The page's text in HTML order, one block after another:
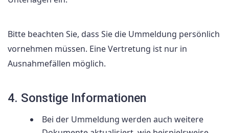
Bitte beachten Sie, dass Sie die Ummeldung persönlich
vornehmen müssen. Eine Vertretung ist nur in
Ausnahmefällen möglich.
4. Sonstige Informationen
Bei der Ummeldung werden auch weitere